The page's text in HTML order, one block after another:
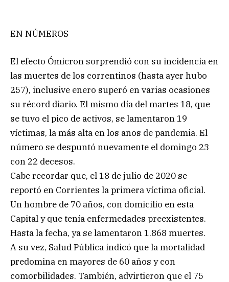
EN NÚMEROS
El efecto Ómicron sorprendió con su incidencia en
las muertes de los correntinos (hasta ayer hubo
257), inclusive enero superó en varias ocasiones
su récord diario. El mismo día del martes 18, que
se tuvo el pico de activos, se lamentaron 19
víctimas, la más alta en los años de pandemia. El
número se despuntó nuevamente el domingo 23
con 22 decesos.
Cabe recordar que, el 18 de julio de 2020 se
reportó en Corrientes la primera víctima oficial.
Un hombre de 70 años, con domicilio en esta
Capital y que tenía enfermedades preexistentes.
Hasta la fecha, ya se lamentaron 1.868 muertes.
A su vez, Salud Pública indicó que la mortalidad
predomina en mayores de 60 años y con
comorbilidades. También, advirtieron que el 75